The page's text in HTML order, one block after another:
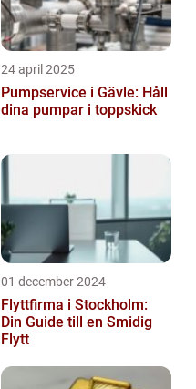
24 april 2025
Pumpservice i Gävle: Håll
dina pumpar i toppskick
01 december 2024
Flyttfirma i Stockholm:
Din Guide till en Smidig
Flytt